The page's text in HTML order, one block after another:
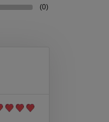
(0)